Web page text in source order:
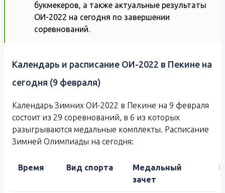
букмекеров, а также актуальные результаты
ОИ-2022 на сегодня по завершении
соревнований.
Календарь и расписание ОИ-2022 в Пекине на
сегодня (9 февраля)
Календарь Зимних ОИ-2022 в Пекине на 9 февраля
состоит из 29 соревнований, в 6 из которых
разыгрываются медальные комплекты. Расписание
Зимней Олимпиады на сегодня:
Время Вид спорта
Медальный
зачет